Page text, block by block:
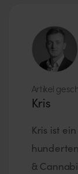
Artikel
Kris
Kris ist
&